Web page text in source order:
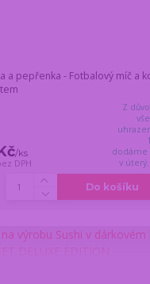
a pepřenka - Fotbalový míč a
/ks
DPH
Z
dodáme
v
Do košíku